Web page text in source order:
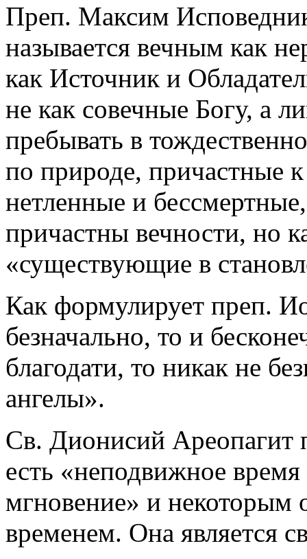
Преп. Максим
называется вечным как
как Источник и
не как совечные Богу, а
пребывать в
по природе, причастные
нетленные и
причастны вечности, но
«существующие в
Как формулирует преп.
безначально, то и
благодати, то никак не
ангелы».
Св. Дионисий Ареопагит
есть «неподвижное
мгновение» и некоторым
временем. Она является